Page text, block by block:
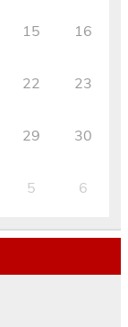
15 16
22 23
29 30
5 6